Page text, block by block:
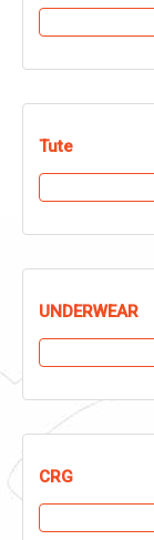
Tute
UNDERWEAR
CRG